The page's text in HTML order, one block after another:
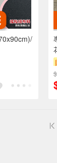
元
的範圍